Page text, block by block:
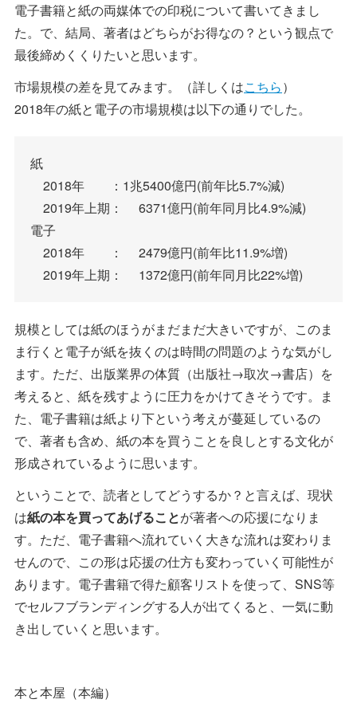
電子書籍と紙の両媒体での印税について書いてきまし
た。で、結局、著者はどちらがお得なの？という観点で
最後締めくくりたいと思います。
市場規模の差を見てみます。（詳しくはこちら）
2018年の紙と電子の市場規模は以下の通りでした。
紙
2018年 ：1兆5400億円(前年比5.7%減)
2019年上期： 6371億円(前年同月比4.9%減)
電子
2018年 ： 2479億円(前年比11.9%増)
2019年上期： 1372億円(前年同月比22%増)
規模としては紙のほうがまだまだ大きいですが、このま
ま行くと電子が紙を抜くのは時間の問題のような気がし
ます。ただ、出版業界の体質（出版社→取次→書店）を
考えると、紙を残すように圧力をかけてきそうです。ま
た、電子書籍は紙より下という考えが蔓延しているの
で、著者も含め、紙の本を買うことを良しとする文化が
形成されているように思います。
ということで、読者としてどうするか？と言えば、現状
は紙の本を買ってあげることが著者への応援になりま
す。ただ、電子書籍へ流れていく大きな流れは変わりま
せんので、この形は応援の仕方も変わっていく可能性が
あります。電子書籍で得た顧客リストを使って、SNS等
でセルフブランディングする人が出てくると、一気に動
き出していくと思います。
本と本屋（本編）